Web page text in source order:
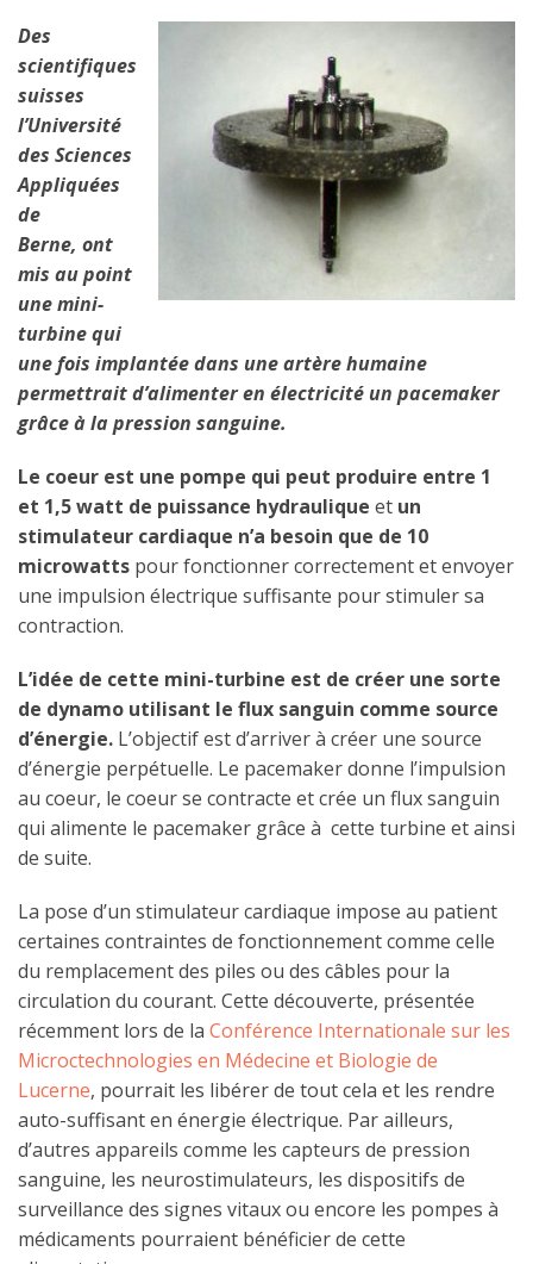
Des
scientifiques
suisses
l’Université
des Sciences
Appliquées
de
Berne, ont
mis au point
une mini-
turbine qui
une fois implantée dans une artère humaine
permettrait d’alimenter en électricité un pacemaker
grâce à la pression sanguine.
Le coeur est une pompe qui peut produire entre 1
et 1,5 watt de puissance hydraulique et un
stimulateur cardiaque n’a besoin que de 10
microwatts pour fonctionner correctement et envoyer
une impulsion électrique suffisante pour stimuler sa
contraction.
L’idée de cette mini-turbine est de créer une sorte
de dynamo utilisant le flux sanguin comme source
d’énergie. L’objectif est d’arriver à créer une source
d’énergie perpétuelle. Le pacemaker donne l’impulsion
au coeur, le coeur se contracte et crée un flux sanguin
qui alimente le pacemaker grâce à cette turbine et ainsi
de suite.
La pose d’un stimulateur cardiaque impose au patient
certaines contraintes de fonctionnement comme celle
du remplacement des piles ou des câbles pour la
circulation du courant. Cette découverte, présentée
récemment lors de la Conférence Internationale sur les
Microctechnologies en Médecine et Biologie de
Lucerne, pourrait les libérer de tout cela et les rendre
auto-suffisant en énergie électrique. Par ailleurs,
d’autres appareils comme les capteurs de pression
sanguine, les neurostimulateurs, les dispositifs de
surveillance des signes vitaux ou encore les pompes à
médicaments pourraient bénéficier de cette